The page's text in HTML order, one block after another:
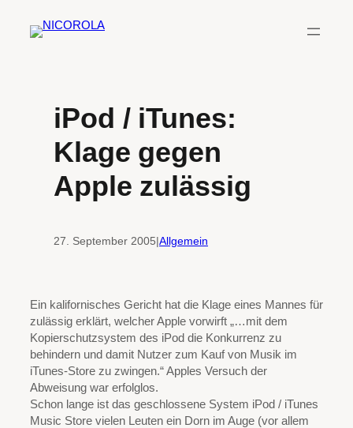
Inhalt
iPod / iTunes:
Klage gegen
Apple zulässig
27. September 2005|Allgemein
Ein kalifornisches Gericht hat die Klage eines Mannes für
zulässig erklärt, welcher Apple vorwirft „…mit dem
Kopierschutzsystem des iPod die Konkurrenz zu
behindern und damit Nutzer zum Kauf von Musik im
iTunes-Store zu zwingen.“ Apples Versuch der
Abweisung war erfolglos.
Schon lange ist das geschlossene System iPod / iTunes
Music Store vielen Leuten ein Dorn im Auge (vor allem